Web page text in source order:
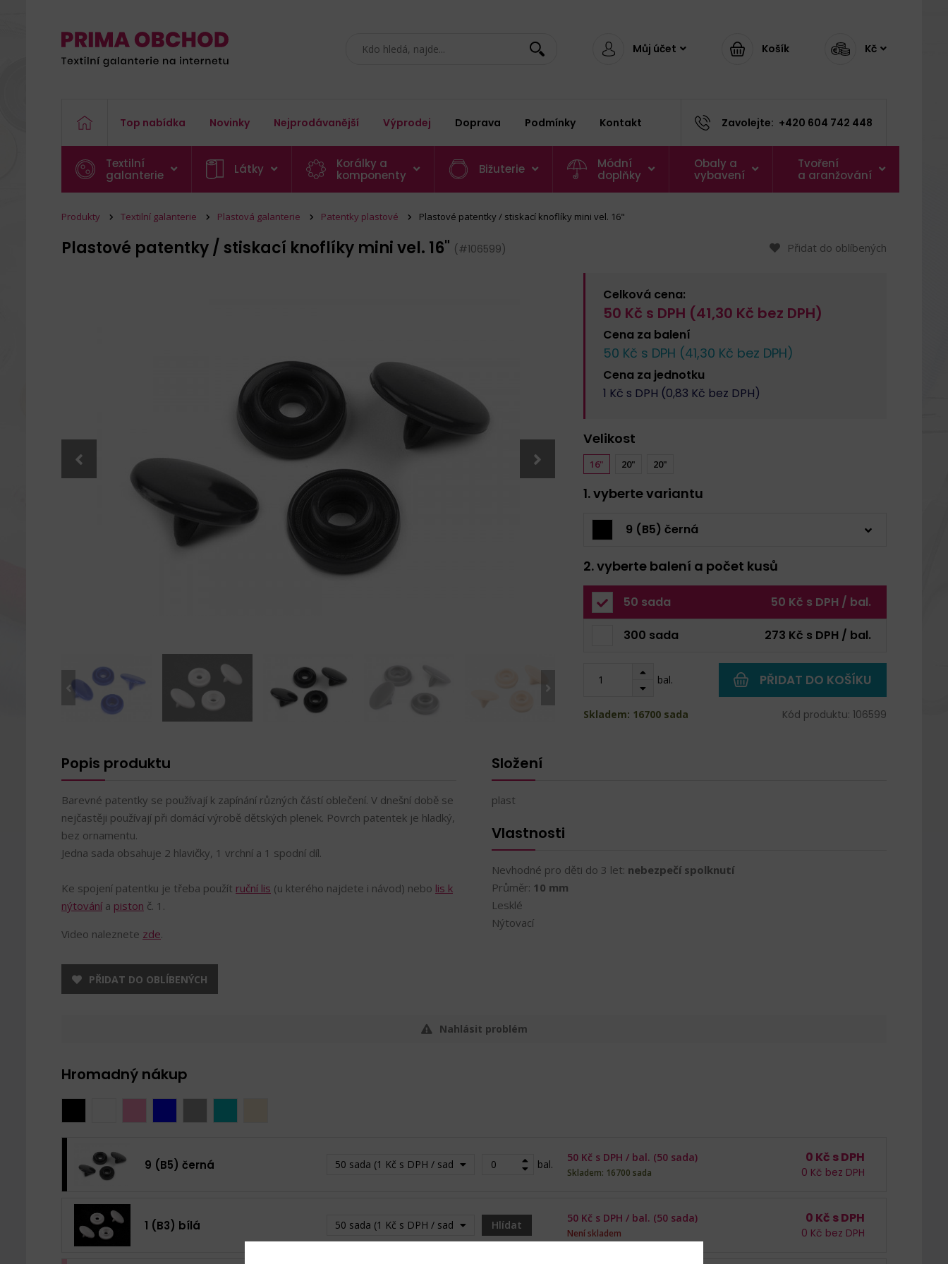
Můj účet Košík Kč
Top nabídka Novinky Nejprodávanější Výprodej Doprava Podmínky Kontakt Zavolejte: +420 604 742 448
Textilní
galanterie
Látky
Korálky a
komponenty
Bižuterie
Módní
doplňky
Obaly a
vybavení
Tvoření
a aranžování
Produkty Textilní galanterie Plastová galanterie Patentky plastové Plastové patentky / stiskací knoflíky mini vel. 16"
Plastové patentky / stiskací knoflíky mini vel. 16" (#106599) Přidat do oblíbených
Celková cena:
50 Kč s DPH (41,30 Kč bez DPH)
Cena za balení
50 Kč s DPH (41,30 Kč bez DPH)
Cena za jednotku
1 Kč s DPH (0,83 Kč bez DPH)
Velikost
16" 20" 20"
1. vyberte variantu
9 (B5) černá
2. vyberte balení a počet kusů
50 sada 50 Kč s DPH / bal.
300 sada 273 Kč s DPH / bal.
bal. PŘIDAT DO KOŠÍKU
Skladem: 16700 sada Kód produktu: 106599
Popis produktu
Barevné patentky se používají k zapínání různých částí oblečení. V dnešní době se
nejčastěji používají při domácí výrobě dětských plenek. Povrch patentek je hladký,
bez ornamentu.
Jedna sada obsahuje 2 hlavičky, 1 vrchní a 1 spodní díl.
Ke spojení patentku je třeba použít ruční lis (u kterého najdete i návod) nebo lis k
nýtování a piston č. 1.
Video naleznete zde.
PŘIDAT DO OBLÍBENÝCH
Složení
plast
Vlastnosti
Nevhodné pro děti do 3 let: nebezpečí spolknutí
Průměr: 10 mm
Lesklé
Nýtovací
Nahlásit problém
Hromadný nákup
9 (B5) černá 50 sada (1 Kč s DPH / sada) bal.
50 Kč s DPH / bal. (50 sada)
Skladem: 16700 sada
0 Kč s DPH
0 Kč bez DPH
1 (B3) bílá 50 sada (1 Kč s DPH / sada) - Vyprodáno
Hlídat
50 Kč s DPH / bal. (50 sada)
Není skladem
0 Kč s DPH
0 Kč bez DPH